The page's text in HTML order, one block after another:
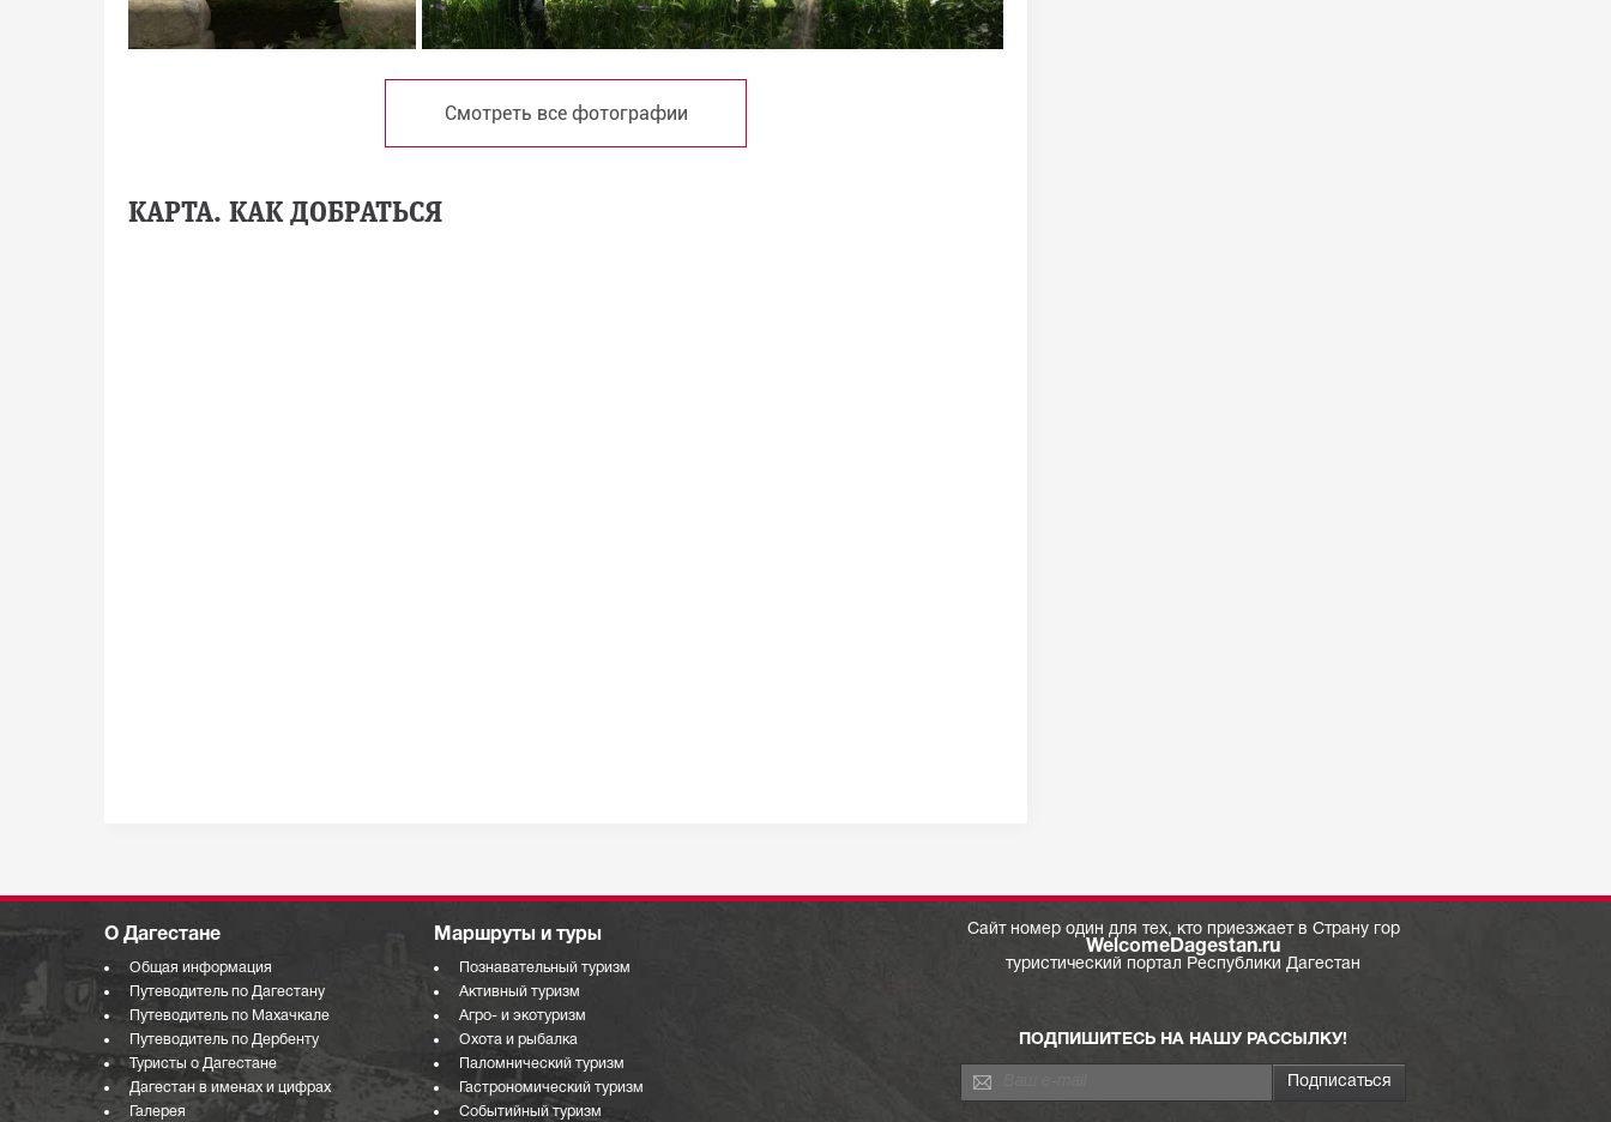
Смотреть все фотографии
КАРТА. КАК ДОБРАТЬСЯ
О Дагестане
Общая информация
Путеводитель по Дагестану
Путеводитель по Махачкале
Путеводитель по Дербенту
Туристы о Дагестане
Дагестан в именах и цифрах
Галерея
Маршруты и туры
Познавательный туризм
Активный туризм
Агро- и экотуризм
Охота и рыбалка
Паломнический туризм
Гастрономический туризм
Событийный туризм
Сайт номер один для тех, кто приезжает в Страну гор
WelcomeDagestan.ru
туристический портал Республики Дагестан
ПОДПИШИТЕСЬ НА НАШУ РАССЫЛКУ!